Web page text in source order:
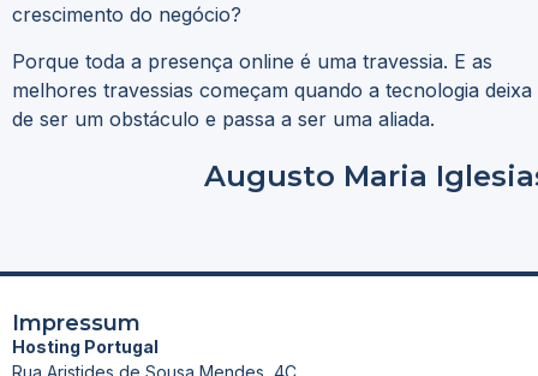
crescimento do negócio?
Porque toda a presença online é uma travessia. E as
melhores travessias começam quando a tecnologia deixa
de ser um obstáculo e passa a ser uma aliada.
Augusto Maria
Impressum
Hosting Portugal
Rua Aristides de Sousa Mendes, 4C